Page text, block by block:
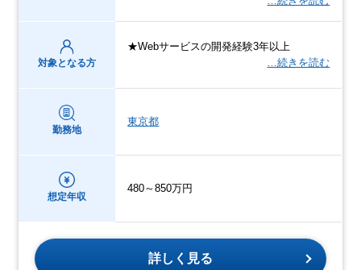
対象となる方
★Webサービスの開発経験3年以上
…続きを読む
勤務地
東京都
想定年収
480～850万円
詳しく見る